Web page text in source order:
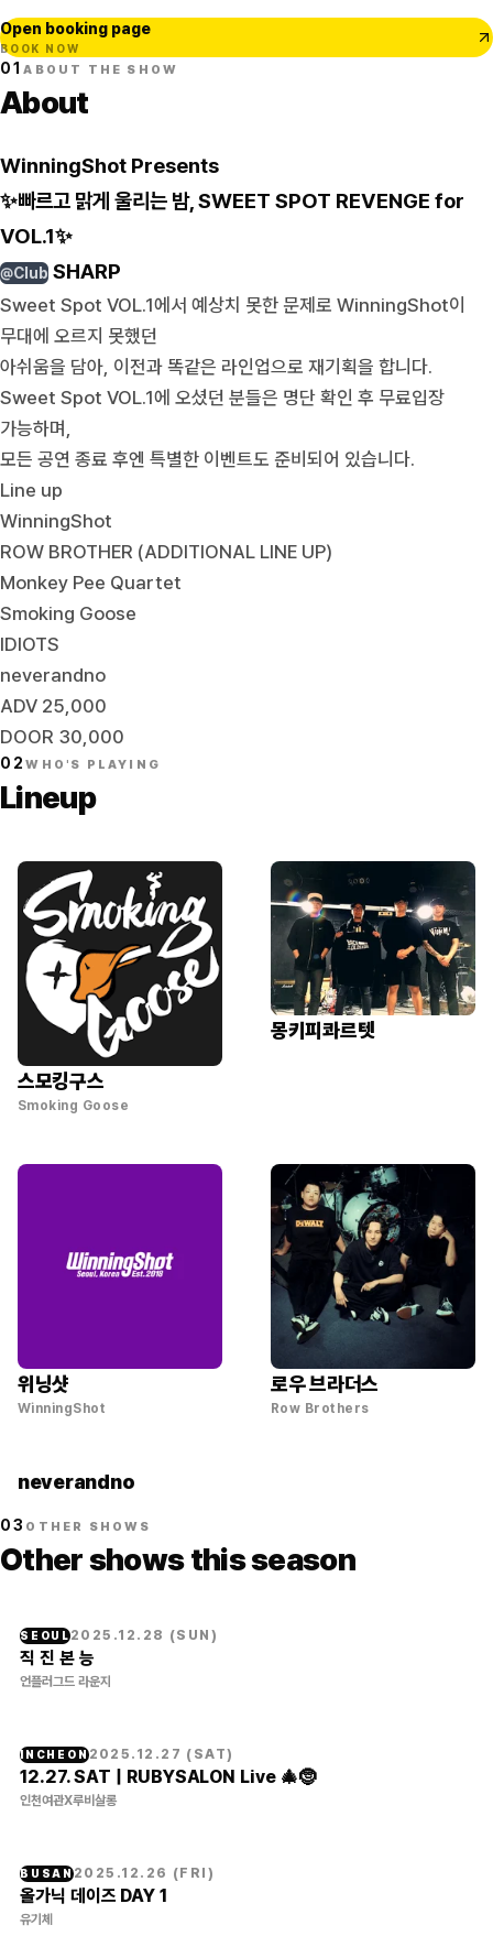
Open booking page
BOOK NOW
01ABOUT THE SHOW
About
WinningShot Presents
✨빠르고 맑게 울리는 밤, SWEET SPOT REVENGE for
VOL.1✨
@Club SHARP
Sweet Spot VOL.1에서 예상치 못한 문제로 WinningShot이
무대에 오르지 못했던
아쉬움을 담아, 이전과 똑같은 라인업으로 재기획을 합니다.
Sweet Spot VOL.1에 오셨던 분들은 명단 확인 후 무료입장
가능하며,
모든 공연 종료 후엔 특별한 이벤트도 준비되어 있습니다.
Line up
WinningShot
ROW BROTHER (ADDITIONAL LINE UP)
Monkey Pee Quartet
Smoking Goose
IDIOTS
neverandno
ADV 25,000
DOOR 30,000
02WHO'S PLAYING
Lineup
스모킹구스
Smoking Goose
몽키피콰르텟
위닝샷
WinningShot
로우 브라더스
Row Brothers
neverandno
03 OTHER SHOWS
Other shows this season
SEOUL2025.12.28 (SUN )
직 진 본 능
언플러그드 라운지
INCHEON2025.12.27 ( SAT)
12.27. SAT | RUBYSALON Live 🎄🤶
인천여관X루비살롱
BUSAN2025.12.26 ( FRI )
올가닉 데이즈 DAY 1
유기체